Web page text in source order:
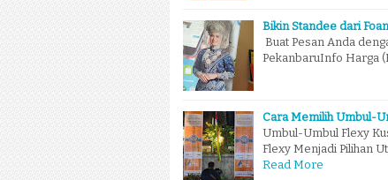
Bikin Standee dari
Buat Pesan Anda
PekanbaruInfo Harga
Cara Memilih Umbul-
Umbul-Umbul Flexy
Flexy Menjadi Pilihan
Read More